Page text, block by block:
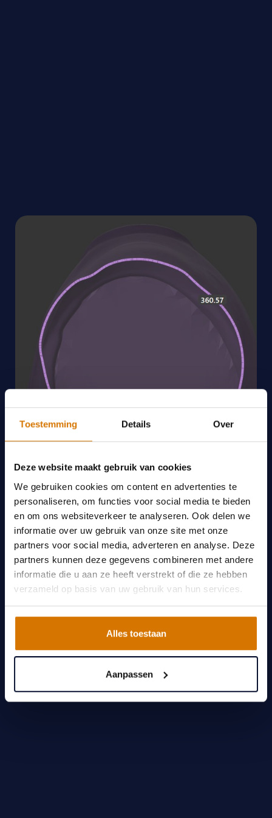
Toestemming Details Over
Deze website maakt gebruik van cookies
We gebruiken cookies om content en advertenties te
personaliseren, om functies voor social media te bieden
en om ons websiteverkeer te analyseren. Ook delen we
informatie over uw gebruik van onze site met onze
partners voor social media, adverteren en analyse. Deze
partners kunnen deze gegevens combineren met andere
informatie die u aan ze heeft verstrekt of die ze hebben
verzameld op basis van uw gebruik van hun services.
Alles toestaan
Aanpassen